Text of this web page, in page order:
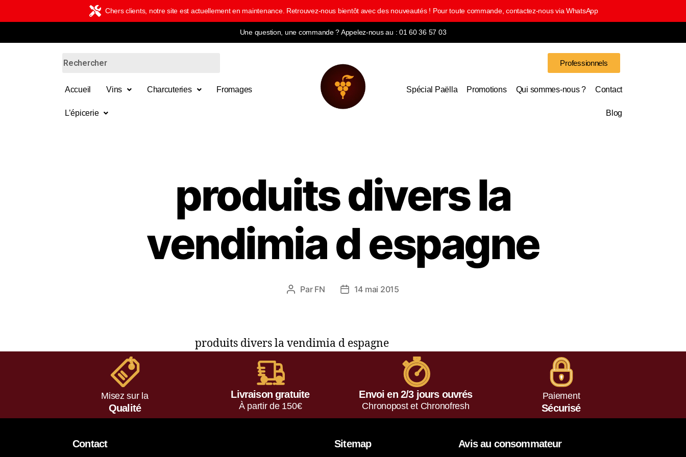
Chers clients, notre site est actuellement en maintenance. Retrouvez-nous bientôt avec des nouveautés ! Pour toute commande, contactez-nous via WhatsApp
Une question, une commande ? Appelez-nous au : 01 60 36 57 03
Accueil Vins Charcuteries Fromages
L’épicerie
Professionnels
Spécial Paëlla Promotions Qui sommes-nous ? Contact
Blog
produits divers la
vendimia d espagne
Par FN 14 mai 2015
produits divers la vendimia d espagne
Misez sur la
Qualité
Livraison gratuite
À partir de 150€
Envoi en 2/3 jours ouvrés
Chronopost et Chronofresh
Paiement
Sécurisé
Contact Sitemap Avis au consommateur